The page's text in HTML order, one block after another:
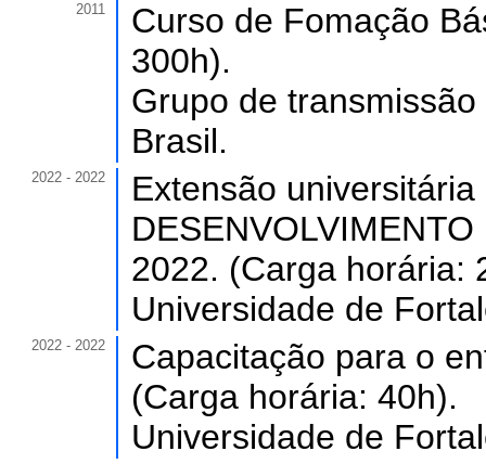
2011
Curso de Fomação
300h).
Grupo de
Brasil.
2022 - 2022
Extensão
2022. (Carga horária:
Universidade de
2022 - 2022
Capacitação para o
(Carga horária: 40h).
Universidade de